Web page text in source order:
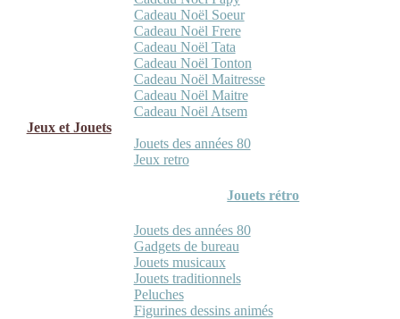
Cadeau Noël Soeur
Cadeau Noël Frere
Cadeau Noël Tata
Cadeau Noël Tonton
Cadeau Noël Maitresse
Cadeau Noël Maitre
Cadeau Noël Atsem
Jeux et Jouets
Jouets des années 80
Jeux retro
Jouets rétro
Jouets des années 80
Gadgets de bureau
Jouets musicaux
Jouets traditionnels
Peluches
Figurines dessins animés